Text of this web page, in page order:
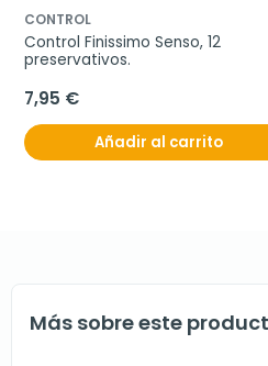
CONTROL
Control Finissimo Senso, 12
preservativos.
7,95 €
Añadir al carrito
Más sobre este